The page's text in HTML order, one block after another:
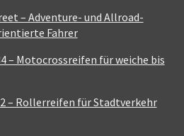
– Adventure- und Allroad-
Fahrer
– Motocrossreifen für weiche bis
– Rollerreifen für Stadtverkehr